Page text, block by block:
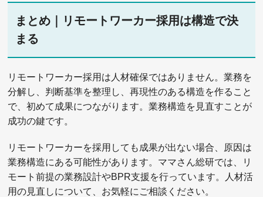
まとめ｜リモートワーカー採用は構造で決
まる
リモートワーカー採用は人材確保ではありません。業務を
分解し、判断基準を整理し、再現性のある構造を作ること
で、初めて成果につながります。業務構造を見直すことが
成功の鍵です。
リモートワーカーを採用しても成果が出ない場合、原因は
業務構造にある可能性があります。ママさん総研では、リ
モート前提の業務設計やBPR支援を行っています。人材活
用の見直しについて、お気軽にご相談ください。